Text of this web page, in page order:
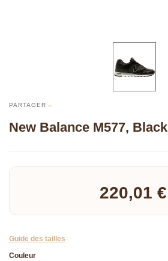
PARTAGER
New Balance M577, Black
220,01 €
Guide des tailles
Couleur